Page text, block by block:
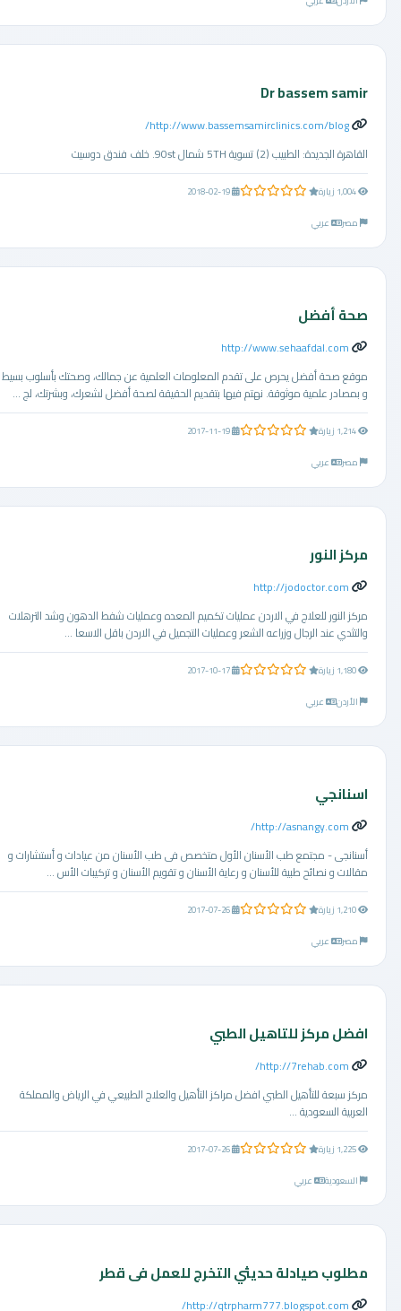
Dr bassem samir
http://www.bassemsamirclinics.com/blog/
القاهرة الجديدة: الطبيب (2) تسوية 5TH شمال 90st. خلف فندق دوسيت
0.0 من 5 نجوم
2018-02-19
مصر
عربي
صحة أفضل
http://www.sehaafdal.com
موقع صحة أفضل يحرص على تقدم المعلومات العلمية عن جمالك، وصحتك بأسلوب بسيط
و بمصادر علمية موثوقة. نهتم فيها بتقديم الحقيقة لصحة أفضل لشعرك، وبشرتك، لج ...
0.0 من 5 نجوم
2017-11-19
مصر
عربي
مركز النور
http://jodoctor.com
مركز النور للعلاج في الاردن عمليات تكميم المعده وعمليات شفط الدهون وشد الترهلات
والتثدي عند الرجال وزراعه الشعر وعمليات التجميل في الاردن باقل الاسعا ...
0.0 من 5 نجوم
2017-10-17
الأردن
عربي
اسنانجي
http://asnangy.com/
أسنانجى - مجتمع طب الأسنان الأول متخصص فى طب الأسنان من عيادات و أستشارات و
مقالات و نصائح طبية للأسنان و رعاية الأسنان و تقويم الأسنان و تركيبات الأس ...
0.0 من 5 نجوم
2017-07-26
مصر
عربي
افضل مركز للتاهيل الطبي
http://7rehab.com/
مركز سبعة للتأهيل الطبي افضل مراكز التأهيل والعلاج الطبيعي في الرياض والمملكة
العربية السعودية ...
0.0 من 5 نجوم
2017-07-26
السعودية
عربي
مطلوب صيادلة حديثي التخرج للعمل فى قطر
http://qtrpharm777.blogspot.com/